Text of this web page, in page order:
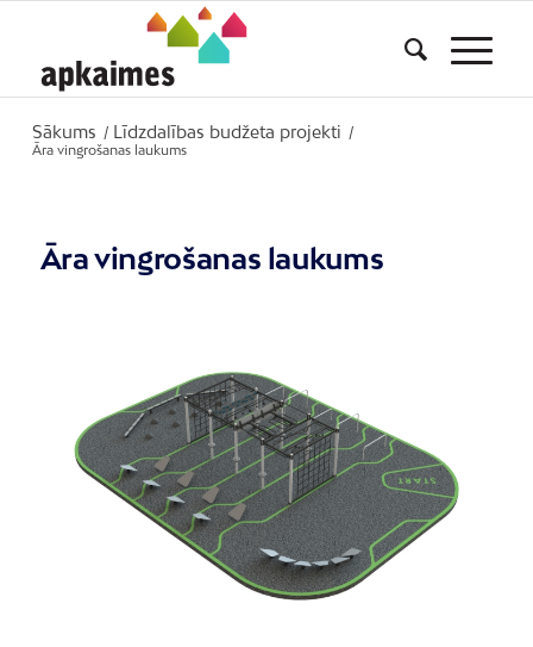
Sākums / Līdzdalības budžeta projekti
/
Āra vingrošanas laukums
Āra vingrošanas laukums